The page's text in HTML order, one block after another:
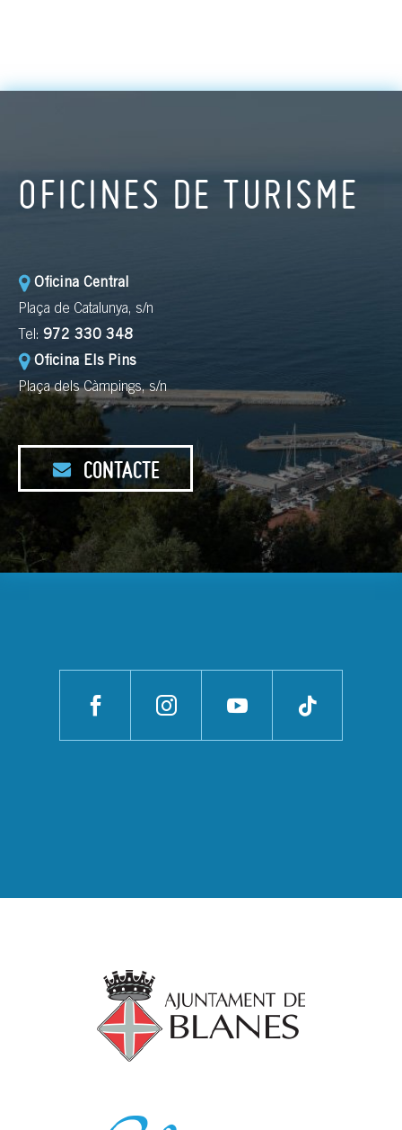
OFICINES DE TURISME
Oficina Central
Plaça de Catalunya, s/n
Tel: 972 330 348
Oficina Els Pins
Plaça dels Càmpings, s/n
CONTACTE